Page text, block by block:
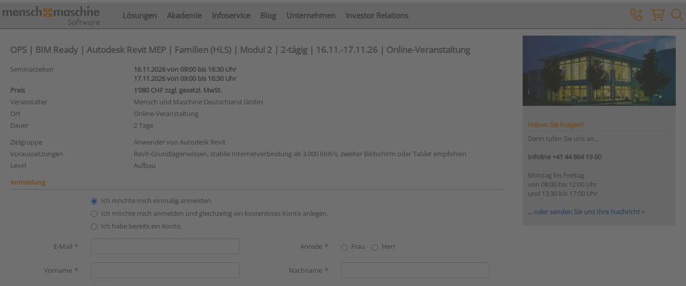
Lösungen Akademie Infoservice Blog Unternehmen Investor Relations
OPS | BIM Ready | Autodesk Revit MEP | Familien (HLS) | Modul 2 | 2-tägig | 16.11.-17.11.26 | Online-Veranstaltung
Seminarzeiten
16.11.2026 von 09:00 bis 16:30 Uhr
17.11.2026 von 09:00 bis 16:30 Uhr
Preis
1’080 CHF zzgl. gesetzl. MwSt.
Veranstalter
Mensch und Maschine Deutschland GmbH
Ort
Online-Veranstaltung
Dauer
2 Tage
Zielgruppe
Anwender von Autodesk Revit
Voraussetzungen
Revit-Grundlagenwissen, stabile Internetverbindung ab 3.000 kbit/s, zweiter Bildschirm oder Tablet empfohlen
Level
Aufbau
Anmeldung
Ich möchte mich einmalig anmelden.
Ich möchte mich anmelden und gleichzeitig ein kostenloses Konto anlegen.
Ich habe bereits ein Konto.
E-Mail Anrede Frau Herr
Vorname Nachname
Haben Sie Fragen?
Dann rufen Sie uns an...
Infoline +41 44 864 19 00
Montag bis Freitag
von 08:00 bis 12:00 Uhr
und 13:30 bis 17:00 Uhr
... oder senden Sie uns Ihre Nachricht »